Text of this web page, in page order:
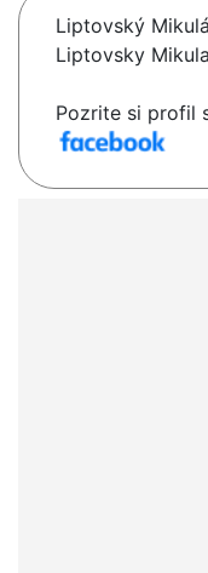
Liptovský
Liptovsky
Pozrite si profil